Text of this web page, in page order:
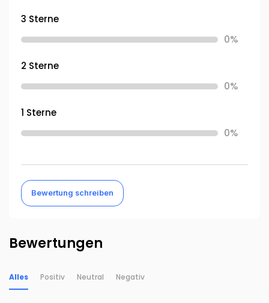
3 Sterne
0%
2 Sterne
0%
1 Sterne
0%
Bewertung schreiben
Bewertungen
Alles Positiv Neutral Negativ